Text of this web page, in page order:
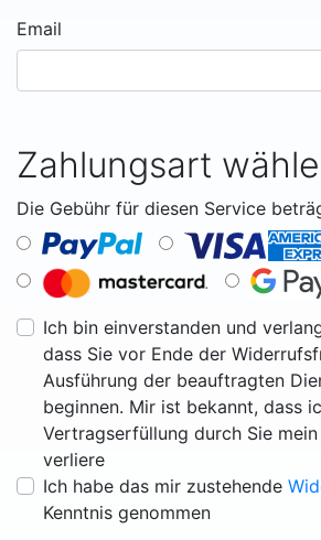
Email
Zahlungsart
Die Gebühr für diesen Service
Ich bin einverstanden und
dass Sie vor Ende der
Ausführung der beauftragten
beginnen. Mir ist bekannt, dass
Vertragserfüllung durch Sie
verliere
Ich habe das mir zustehende
Kenntnis genommen